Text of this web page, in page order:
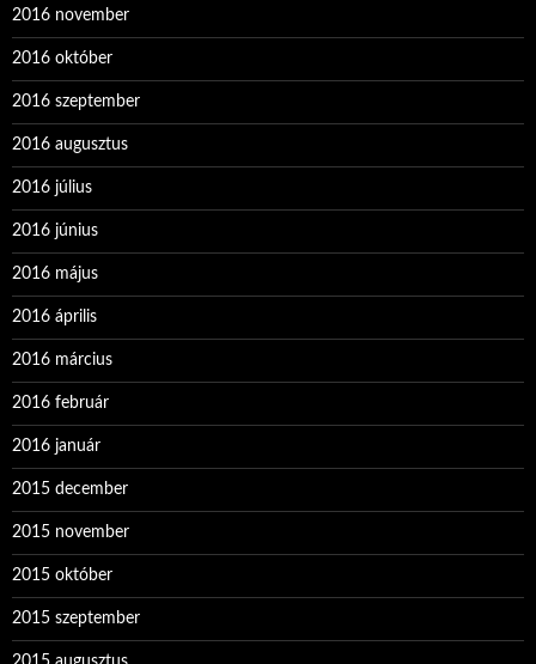
2016 november
2016 október
2016 szeptember
2016 augusztus
2016 július
2016 június
2016 május
2016 április
2016 március
2016 február
2016 január
2015 december
2015 november
2015 október
2015 szeptember